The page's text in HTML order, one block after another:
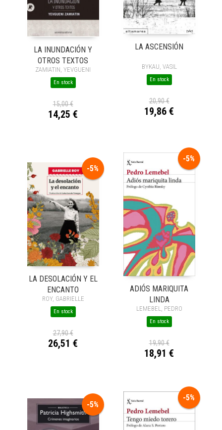
LA INUNDACIÓN Y
OTROS TEXTOS
ZAMIATIN, YEVGUENI
En stock
15,00 €
14,25 €
LA ASCENSIÓN
BYKAU, VASIL
En stock
20,90 €
19,86 €
-5%
LA DESOLACIÓN Y EL
ENCANTO
ROY, GABRIELLE
En stock
27,90 €
26,51 €
-5%
ADIÓS MARIQUITA
LINDA
LEMEBEL, PEDRO
En stock
19,90 €
18,91 €
-5%
-5%